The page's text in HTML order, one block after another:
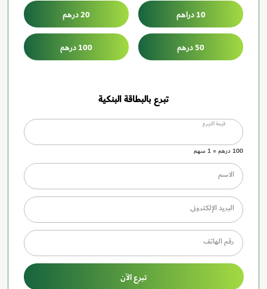
10 دراهم 20 درهم
50 درهم 100 درهم
تبرع بالبطاقة البنكية
قيمة التبرع
100درهم=
1سهم
الاسم
البريد الإلكتروني
رقم الهاتف
تبرع الآن